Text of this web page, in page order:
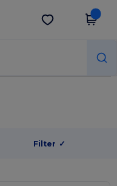
Preuzmi app
Filter ✓